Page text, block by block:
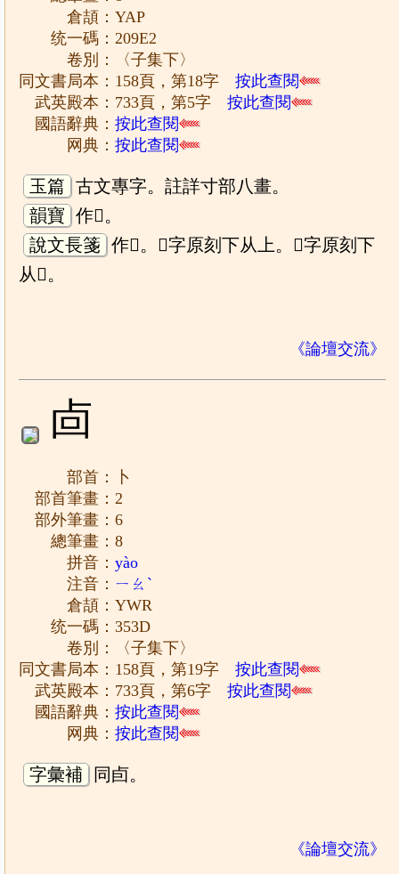
倉頡：YAP
统一碼：209E2
卷別：〈子集下〉
同文書局本：158頁，第18字按此查閱
武英殿本：733頁，第5字按此查閱
國語辭典：按此查閱
网典：按此查閱
玉篇 古文專字。註詳寸部八畫。
韻寶 作𠧢。
說文長箋 作𡥣。𠧢字原刻下从上。𡥣字原刻下
从𠀁。
《論壇交流》
㔽
部首：卜
部首筆畫：2
部外筆畫：6
總筆畫：8
拼音：yào
注音： ㄧㄠˋ
倉頡：YWR
统一碼：353D
卷別：〈子集下〉
同文書局本：158頁，第19字按此查閱
武英殿本：733頁，第6字按此查閱
國語辭典：按此查閱
网典：按此查閱
字彙補 同卣。
《論壇交流》